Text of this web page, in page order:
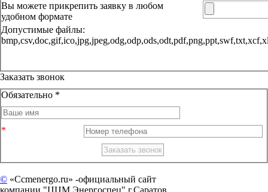
Вы можете прикрепить заявку в любом
удобном формате
Допустимые файлы:
Заказать звонок
Обязательно *
© «Ccmenergo.ru» -официальный сайт
компании "ЦЦМ Энергоспец" г.Саратов